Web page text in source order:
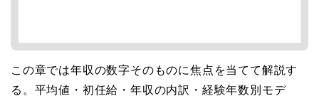
この章では年収の数字そのものに焦点を当てて解説す
る。平均値・初任給・年収の内訳・経験年数別モデ